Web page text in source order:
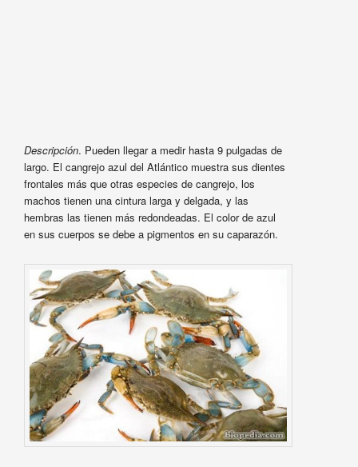
Descripción. Pueden llegar a medir hasta 9 pulgadas de
largo. El cangrejo azul del Atlántico muestra sus dientes
frontales más que otras especies de cangrejo, los
machos tienen una cintura larga y delgada, y las
hembras las tienen más redondeadas. El color de azul
en sus cuerpos se debe a pigmentos en su caparazón.